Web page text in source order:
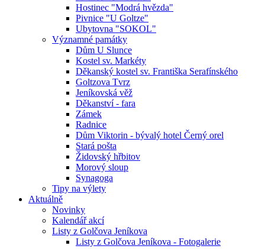
Hostinec "Modrá hvězda"
Pivnice "U Goltze"
Ubytovna "SOKOL"
Významné památky
Dům U Slunce
Kostel sv. Markéty
Děkanský kostel sv. Františka Serafínského
Goltzova Tvrz
Jeníkovská věž
Děkanství - fara
Zámek
Radnice
Dům Viktorin - bývalý hotel Černý orel
Stará pošta
Židovský hřbitov
Morový sloup
Synagoga
Tipy na výlety
Aktuálně
Novinky
Kalendář akcí
Listy z Golčova Jeníkova
Listy z Golčova Jeníkova - Fotogalerie